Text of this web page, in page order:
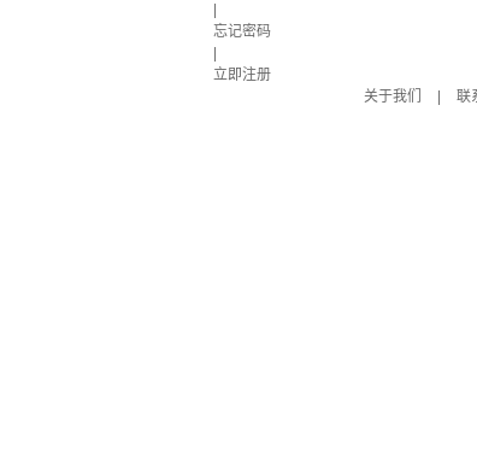
忘记密码
立即注册
关于我们
联